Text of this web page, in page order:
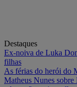
Destaques
Ex-noiva de Luka
filhas
As férias do herói do
Matheus Nunes